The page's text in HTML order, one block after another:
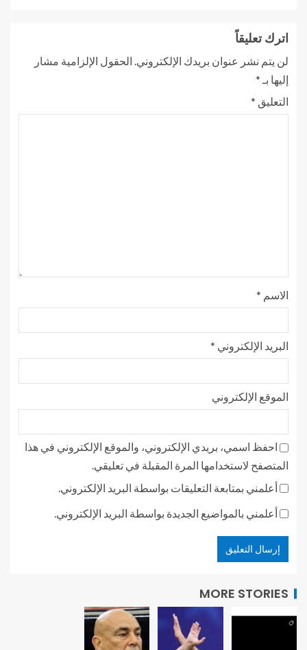
اترك تعليقاً
لن يتم نشر عنوان بريدك الإلكتروني. الحقول الإلزامية مشار
إليها بـ *
التعليق *
الاسم *
البريد الإلكتروني *
الموقع الإلكتروني
احفظ اسمي، بريدي الإلكتروني، والموقع الإلكتروني في هذا
المتصفح لاستخدامها المرة المقبلة في تعليقي.
أعلمني بمتابعة التعليقات بواسطة البريد الإلكتروني.
أعلمني بالمواضيع الجديدة بواسطة البريد الإلكتروني.
MORE STORIES